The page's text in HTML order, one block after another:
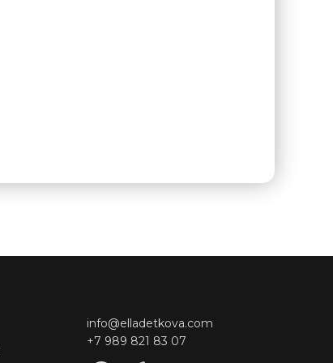
info@elladetkova.com
+7 989 821 83 07